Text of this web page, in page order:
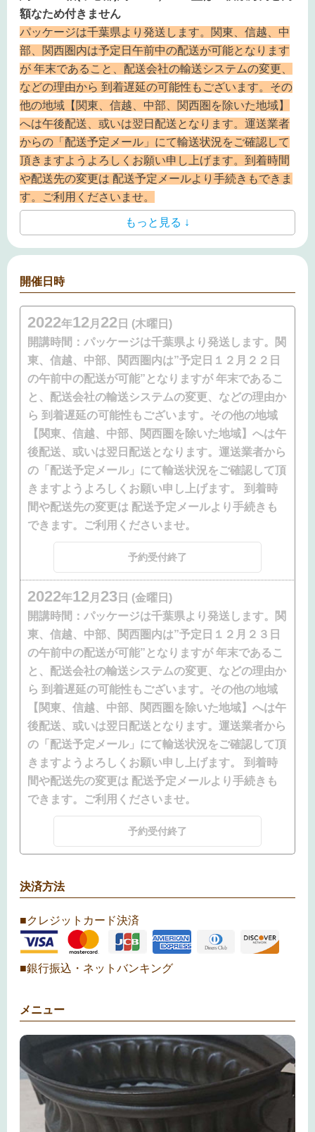
額なため付きません
パッケージは千葉県より発送します。関東、信越、中
部、関西圏内は予定日午前中の配送が可能となります
が 年末であること、配送会社の輸送システムの変更、
などの理由から 到着遅延の可能性もございます。その
他の地域【関東、信越、中部、関西圏を除いた地域】
へは午後配送、或いは翌日配送となります。運送業者
からの「配送予定メール」にて輸送状況をご確認して
頂きますようよろしくお願い申し上げます。 到着時間
や配送先の変更は 配送予定メールより手続きもできま
す。ご利用くださいませ。
もっと見る ↓
開催日時
2022年12月 22 日 (木曜日)
開講時間： パッケージは千葉県より発送します。関
東、信越、中部、関西圏内は”予定日１２月２２日
の午前中の配送が可能”となりますが 年末であるこ
と、配送会社の輸送システムの変更、などの理由か
ら 到着遅延の可能性もございます。その他の地域
【関東、信越、中部、関西圏を除いた地域】へは午
後配送、或いは翌日配送となります。運送業者から
の「配送予定メール」にて輸送状況をご確認して頂
きますようよろしくお願い申し上げます。 到着時
間や配送先の変更は 配送予定メールより手続きも
できます。ご利用くださいませ。
予約受付終了
2022年12月 23 日 (金曜日)
開講時間： パッケージは千葉県より発送します。関
東、信越、中部、関西圏内は”予定日１２月２３日
の午前中の配送が可能”となりますが 年末であるこ
と、配送会社の輸送システムの変更、などの理由か
ら 到着遅延の可能性もございます。その他の地域
【関東、信越、中部、関西圏を除いた地域】へは午
後配送、或いは翌日配送となります。運送業者から
の「配送予定メール」にて輸送状況をご確認して頂
きますようよろしくお願い申し上げます。 到着時
間や配送先の変更は 配送予定メールより手続きも
できます。ご利用くださいませ。
予約受付終了
決済方法
■クレジットカード決済
■銀行振込・ネットバンキング
メニュー